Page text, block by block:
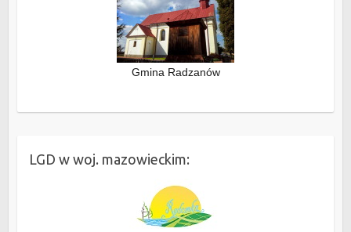
Gmina Radzanów
LGD w woj. mazowieckim: